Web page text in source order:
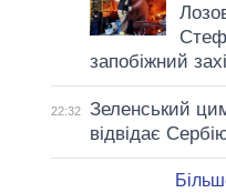
запобіжний
22:32
Зеленський
відвідає